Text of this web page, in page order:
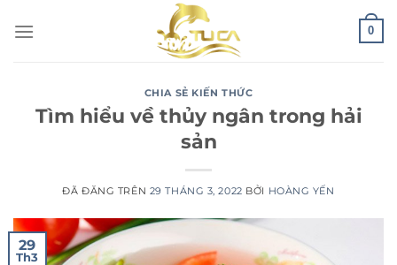
đến
0
CHIA SẺ KIẾN THỨC
Tìm hiểu về thủy ngân trong hải
sản
ĐÃ ĐĂNG TRÊN 29 THÁNG 3, 2022 BỞI HOÀNG YẾN
29
Th3